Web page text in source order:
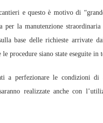
e questo è motivo di
per la manutenzione
base delle richieste
procedure siano state eseguite in
a perfezionare le condizioni di
realizzate anche con